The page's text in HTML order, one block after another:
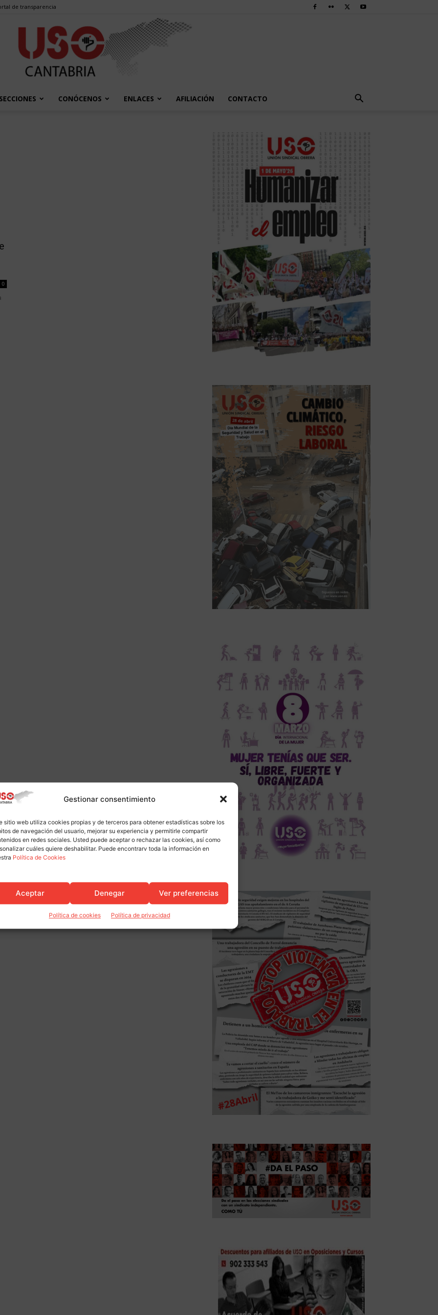
Gestionar consentimiento
sitio web utiliza cookies propias y de terceros para obtener estadísticas sobre los
de navegación del usuario, mejorar su experiencia y permitirle compartir
en redes sociales. Usted puede aceptar o rechazar las cookies, así como
cuáles quiere deshabilitar. Puede encontrarv toda la información en
Política de Cookies
Aceptar Denegar Ver preferencias
Política de cookies Política de privacidad
de transparencia
SECCIONES CONÓCENOS ENLACES AFILIACIÓN CONTACTO
0